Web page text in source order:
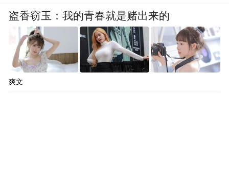
盗香窃玉：我的青春就是赌出来的
爽文